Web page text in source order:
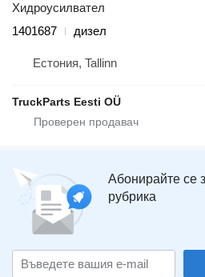
Хидроусилвател
1401687
дизел
Естония, Tallinn
TruckParts Eesti OÜ
Абонирайте се
рубрика